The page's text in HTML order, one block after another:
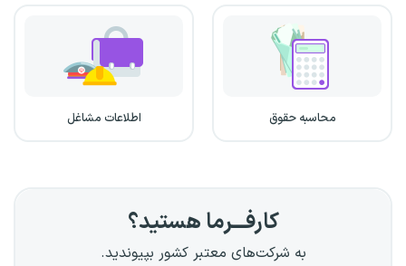
محاسبه حقوق اطلاعات مشاغل
کارفـــرما هستید؟
به شرکت‌های معتبر کشور بپیوندید.